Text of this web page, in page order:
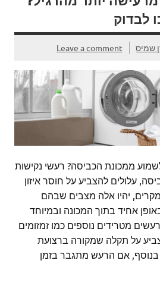
לבדוק
שמיס Leave a comment
ממכונת הכביסה? רעשי נקישות
עלולים להצביע על חוסר איזון
יהיו אלה מצבים שבהם
אחיד בתוך המכונה ובמיוחד
מטרידים נוספים כמו זמזומים
על תקלה שמקורה ברצועת
בנוסף, אם הרעש מתגבר בזמן